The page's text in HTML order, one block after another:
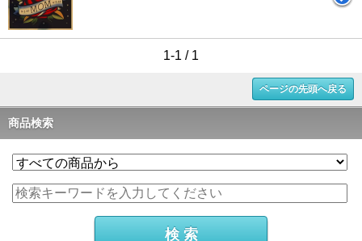
1-1 / 1
ページの先頭へ戻る
商品検索